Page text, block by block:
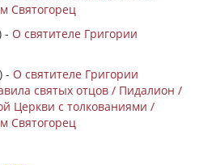
Святогорец
- О святителе Григории
- О святителе Григории
святых отцов / Пидалион /
Церкви с толкованиями /
Святогорец